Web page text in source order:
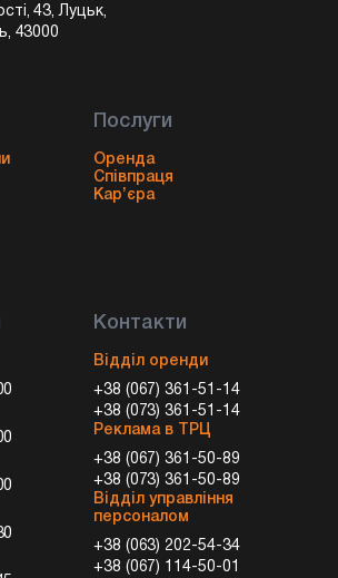
43, Луцьк,
43000
Послуги
Оренда
Співпраця
Кар’єра
Контакти
Відділ оренди
+38 (067) 361-51-14
+38 (073) 361-51-14
Реклама в ТРЦ
+38 (067) 361-50-89
+38 (073) 361-50-89
Відділ управління
персоналом
+38 (063) 202-54-34
+38 (067) 114-50-01